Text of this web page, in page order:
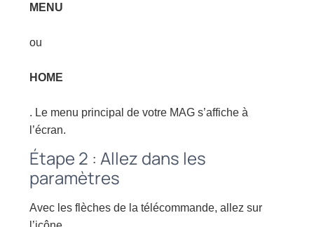
MENU
ou
HOME
. Le menu principal de votre MAG s’affiche à
l’écran.
Étape 2 : Allez dans les
paramètres
Avec les flèches de la télécommande, allez sur